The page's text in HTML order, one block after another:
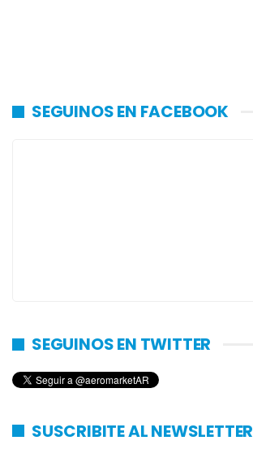
SEGUINOS EN FACEBOOK
SEGUINOS EN TWITTER
SUSCRIBITE AL NEWSLETTER